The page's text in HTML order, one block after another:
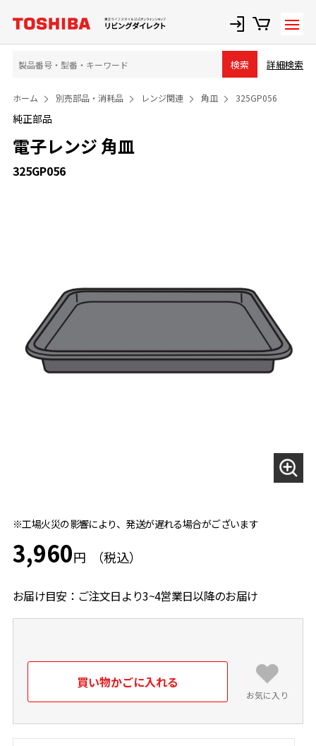
検索 詳細検索
ホーム 別売部品・消耗品 レンジ関連 角皿 325GP056
純正部品
電子レンジ 角皿
3,960円
325GP056
お届け目安：ご注文日より3~4営業日以降のお届け
※工場火災の影響により、発送が遅れる場合がございます
お気に入り